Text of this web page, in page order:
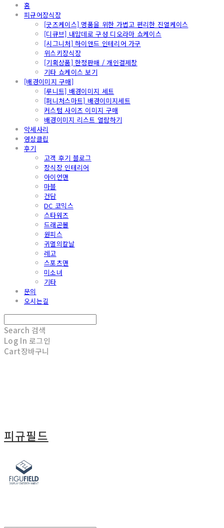
홈
피규어장식장
[굿즈케이스] 명품을 위한 가볍고 편리한 진열케이스
[디큐브] 내맘데로 구성 디오라마 쇼케이스
[시그니처] 하이앤드 인테리어 가구
위스키장식장
[기획상품] 한정판매 / 개인결제창
기타 쇼케이스 보기
[배경이미지 구매]
[루니트] 배경이미지 세트
[퍼니처스마트] 배경이미지세트
커스텀 사이즈 이미지 구매
배경이미지 리스트 열람하기
악세사리
영상클립
후기
고객 후기 블로그
장식장 인테리어
아이언맨
마블
건담
DC 코믹스
스타워즈
드래곤볼
원피스
귀멸의칼날
레고
스포츠맨
미소녀
기타
문의
오시는길
Search 검색
Log In 로그인
Cart장바구니
피규필드